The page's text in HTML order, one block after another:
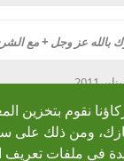
نقوم بتخزين
ومن ذلك على
في ملفات تعريف
بالله عز وجل + مع
بالله عز وجل +
الله فيك